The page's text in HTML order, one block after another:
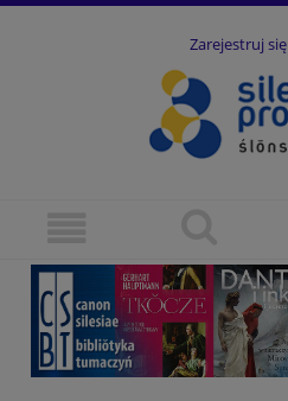
Zarejestruj się